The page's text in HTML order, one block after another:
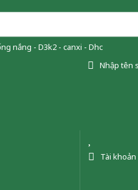
nắng - D3k2 - canxi - Dhc
Nhập tên
Tài khoản